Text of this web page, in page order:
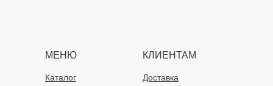
МЕНЮ КЛИЕНТАМ
Каталог Доставка